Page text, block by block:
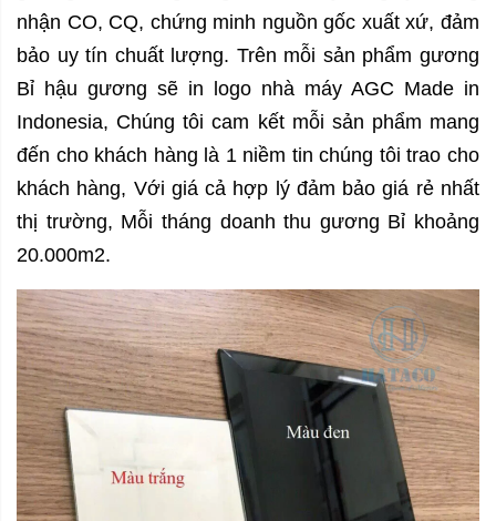
nhận CO, CQ, chứng minh nguồn gốc xuất xứ, đảm
bảo uy tín chuất lượng. Trên mỗi sản phẩm gương
Bỉ hậu gương sẽ in logo nhà máy AGC Made in
Indonesia, Chúng tôi cam kết mỗi sản phẩm mang
đến cho khách hàng là 1 niềm tin chúng tôi trao cho
khách hàng, Với giá cả hợp lý đảm bảo giá rẻ nhất
thị trường, Mỗi tháng doanh thu gương Bỉ khoảng
20.000m2.